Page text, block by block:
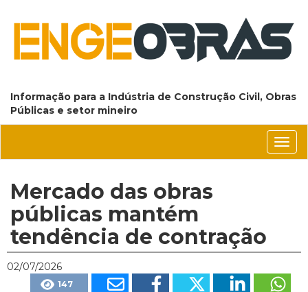
Informação para a Indústria de Construção Civil, Obras
Públicas e setor mineiro
Mercado das obras
públicas mantém
tendência de contração
02/07/2026
147